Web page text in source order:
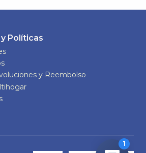
Políticas
y Reembolso